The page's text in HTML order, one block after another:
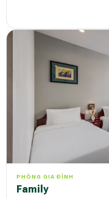
PHÒNG GIA ĐÌNH
Family